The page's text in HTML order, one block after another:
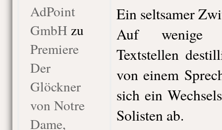
AdPoint
GmbH zu
Premiere
Der
Glöckner
von Notre
Dame,
Ein seltsamer
Auf wenige
Textstellen
von einem
sich ein
Solisten ab.